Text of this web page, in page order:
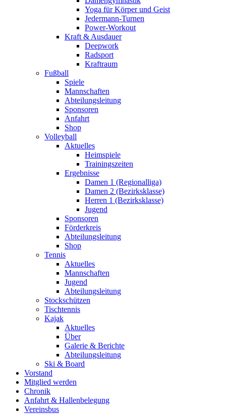
Yoga für Körper und Geist
Jedermann-Turnen
Power-Workout
Kraft & Ausdauer
Deepwork
Radsport
Kraftraum
Fußball
Spiele
Mannschaften
Abteilungsleitung
Sponsoren
Anfahrt
Shop
Volleyball
Aktuelles
Heimspiele
Trainingszeiten
Ergebnisse
Damen 1 (Regionalliga)
Damen 2 (Bezirksklasse)
Herren 1 (Bezirksklasse)
Jugend
Sponsoren
Förderkreis
Abteilungsleitung
Shop
Tennis
Aktuelles
Mannschaften
Jugend
Abteilungsleitung
Stockschützen
Tischtennis
Kajak
Aktuelles
Über
Galerie & Berichte
Abteilungsleitung
Ski & Board
Vorstand
Mitglied werden
Chronik
Anfahrt & Hallenbelegung
Vereinsbus